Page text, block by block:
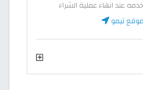
عند انهاء عملية الشراء
موقع تيمو